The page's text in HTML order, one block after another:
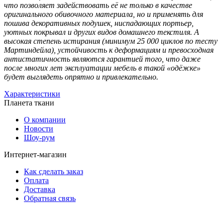
что позволяет задействовать её не только в качестве
оригинального обивочного материала, но и применять для
пошива декоративных подушек, ниспадающих портьер,
уютных покрывал и других видов домашнего текстиля. А
высокая степень истирания (минимум 25 000 циклов по тесту
Мартиндейла), устойчивость к деформациям и превосходная
антистатичность являются гарантией того, что даже
после многих лет эксплуатации мебель в такой «одёжке»
будет выглядеть опрятно и привлекательно.
Характеристики
Планета ткани
О компании
Новости
Шоу-рум
Интернет-магазин
Как сделать заказ
Оплата
Доставка
Обратная связь